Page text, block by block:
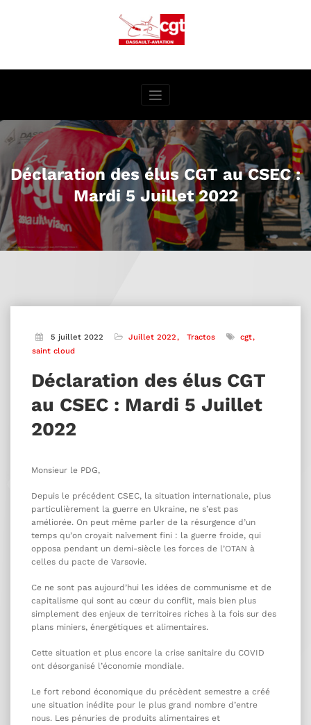
Déclaration des élus CGT au CSEC :
Mardi 5 Juillet 2022
5 juillet 2022 Juillet 2022 Tractos
cgt
saint cloud
Déclaration des élus CGT
au CSEC : Mardi 5 Juillet
2022
Monsieur le PDG,
Depuis le précédent CSEC, la situation internationale, plus
particulièrement la guerre en Ukraine, ne s’est pas
améliorée. On peut même parler de la résurgence d’un
temps qu’on croyait naïvement fini : la guerre froide, qui
opposa pendant un demi-siècle les forces de l’OTAN à
celles du pacte de Varsovie.
Ce ne sont pas aujourd’hui les idées de communisme et de
capitalisme qui sont au cœur du conflit, mais bien plus
simplement des enjeux de territoires riches à la fois sur des
plans miniers, énergétiques et alimentaires.
Cette situation et plus encore la crise sanitaire du COVID
ont désorganisé l’économie mondiale.
Le fort rebond économique du précèdent semestre a créé
une situation inédite pour le plus grand nombre d’entre
nous. Les pénuries de produits alimentaires et